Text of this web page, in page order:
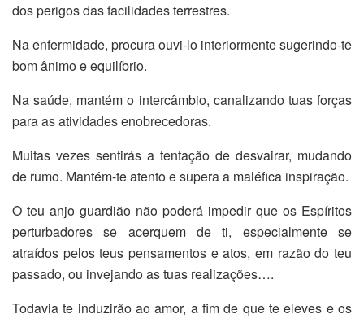
dos perigos das facilidades terrestres.
Na enfermidade, procura ouvi-lo interiormente sugerindo-te
bom ânimo e equilíbrio.
Na saúde, mantém o intercâmbio, canalizando tuas forças
para as atividades enobrecedoras.
Muitas vezes sentirás a tentação de desvairar, mudando
de rumo. Mantém-te atento e supera a maléfica inspiração.
O teu anjo guardião não poderá impedir que os Espíritos
perturbadores se acerquem de ti, especialmente se
atraídos pelos teus pensamentos e atos, em razão do teu
passado, ou invejando as tuas realizações….
Todavia te induzirão ao amor, a fim de que te eleves e os